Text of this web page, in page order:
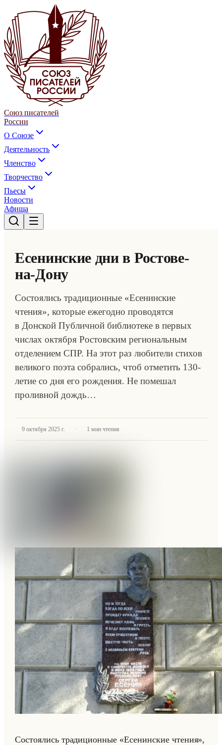
Союз писателей
России
О Союзе
Деятельность
Членство
Творчество
Пьесы
Новости
Афиша
Есенинские дни в Ростове-
на-Дону
Состоялись традиционные «Есенинские
чтения», которые ежегодно проводятся
в Донской Публичной библиотеке в первых
числах октября Ростовским региональным
отделением СПР. На этот раз любители стихов
великого поэта собрались, чтоб отметить 130-
летие со дня его рождения. Не помешал
проливной дождь…
9 октября 2025 г. · 1 мин чтения
Со­сто­ялись тра­ди­ци­он­ные «Есенинские чтения»,